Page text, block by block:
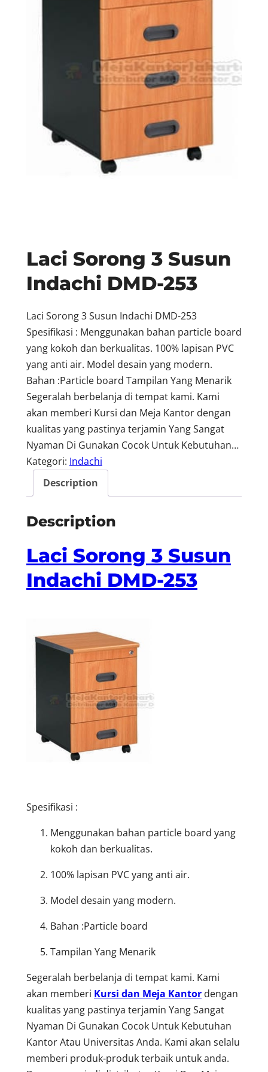
Laci Sorong 3 Susun
Indachi DMD-253
Laci Sorong 3 Susun Indachi DMD-253
Spesifikasi : Menggunakan bahan particle board
yang kokoh dan berkualitas. 100% lapisan PVC
yang anti air. Model desain yang modern.
Bahan :Particle board Tampilan Yang Menarik
Segeralah berbelanja di tempat kami. Kami
akan memberi Kursi dan Meja Kantor dengan
kualitas yang pastinya terjamin Yang Sangat
Nyaman Di Gunakan Cocok Untuk Kebutuhan…
Kategori: Indachi
Description
Description
Laci Sorong 3 Susun
Indachi DMD-253
Spesifikasi :
Menggunakan bahan particle board yang
kokoh dan berkualitas.
100% lapisan PVC yang anti air.
Model desain yang modern.
Bahan :Particle board
Tampilan Yang Menarik
Segeralah berbelanja di tempat kami. Kami
akan memberi Kursi dan Meja Kantor dengan
kualitas yang pastinya terjamin Yang Sangat
Nyaman Di Gunakan Cocok Untuk Kebutuhan
Kantor Atau Universitas Anda. Kami akan selalu
memberi produk-produk terbaik untuk anda.